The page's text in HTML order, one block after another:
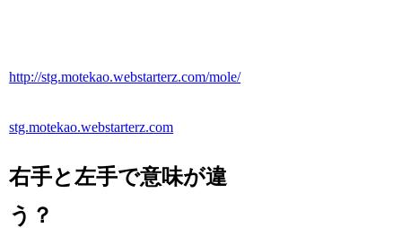
http://stg.motekao.webstarterz.com/mole/
stg.motekao.webstarterz.com
右手と左手で意味が違
う？